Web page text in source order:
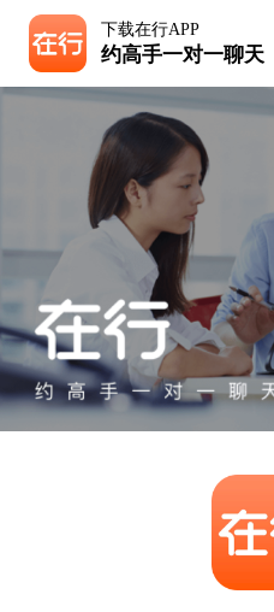
下载在行APP
约高手一对一聊天